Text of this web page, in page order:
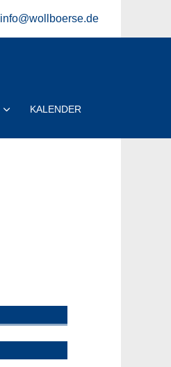
info@wollboerse.de
KALENDER